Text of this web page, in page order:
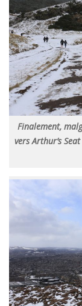
Finalement,
vers Arthur’s